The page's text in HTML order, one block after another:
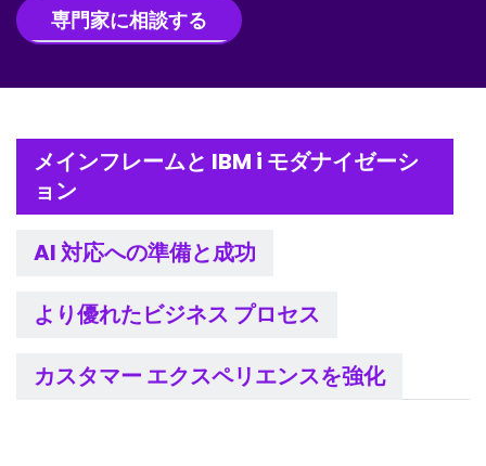
専門家に相談する
メインフレームと IBM i モダナイゼーシ
ョン
AI 対応への準備と成功
より優れたビジネス プロセス
カスタマー エクスペリエンスを強化